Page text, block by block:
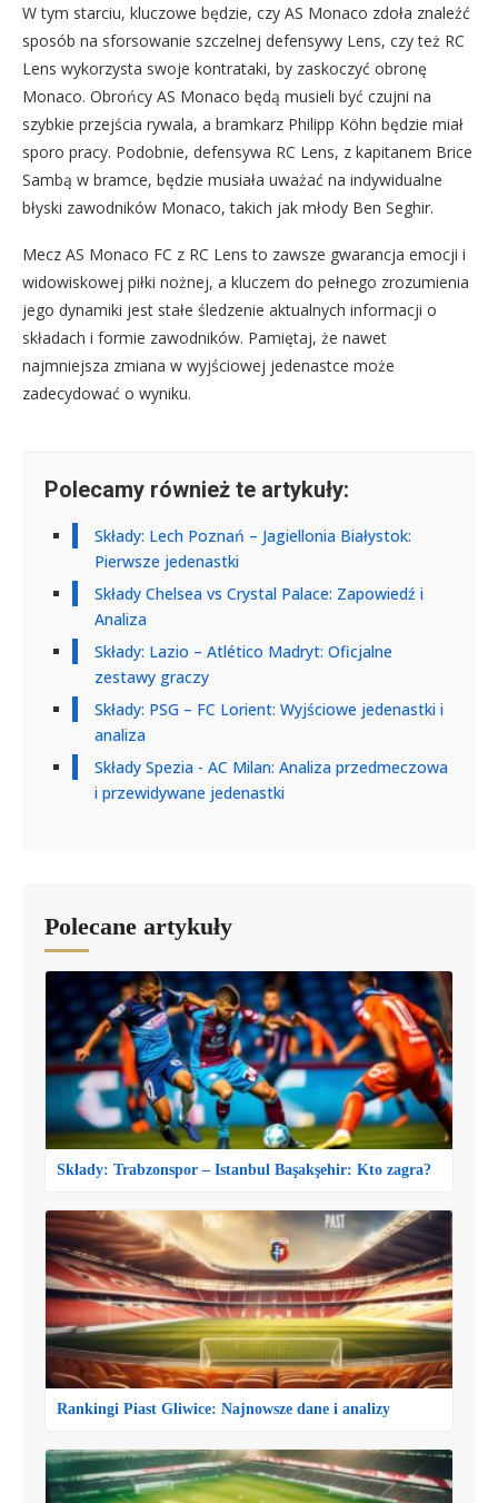
W tym starciu, kluczowe będzie, czy AS Monaco zdoła znaleźć
sposób na sforsowanie szczelnej defensywy Lens, czy też RC
Lens wykorzysta swoje kontrataki, by zaskoczyć obronę
Monaco. Obrońcy AS Monaco będą musieli być czujni na
szybkie przejścia rywala, a bramkarz Philipp Köhn będzie miał
sporo pracy. Podobnie, defensywa RC Lens, z kapitanem Brice
Sambą w bramce, będzie musiała uważać na indywidualne
błyski zawodników Monaco, takich jak młody Ben Seghir.
Mecz AS Monaco FC z RC Lens to zawsze gwarancja emocji i
widowiskowej piłki nożnej, a kluczem do pełnego zrozumienia
jego dynamiki jest stałe śledzenie aktualnych informacji o
składach i formie zawodników. Pamiętaj, że nawet
najmniejsza zmiana w wyjściowej jedenastce może
zadecydować o wyniku.
Polecamy również te artykuły:
Składy: Lech Poznań – Jagiellonia Białystok:
Pierwsze jedenastki
Składy Chelsea vs Crystal Palace: Zapowiedź i
Analiza
Składy: Lazio – Atlético Madryt: Oficjalne
zestawy graczy
Składy: PSG – FC Lorient: Wyjściowe jedenastki i
analiza
Składy Spezia - AC Milan: Analiza przedmeczowa
i przewidywane jedenastki
Polecane artykuły
Składy: Trabzonspor – Istanbul Başakşehir: Kto zagra?
Rankingi Piast Gliwice: Najnowsze dane i analizy